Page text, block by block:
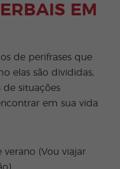
EM
de perifrases que
elas são divididas,
de situações
em sua vida
verano (Vou viajar